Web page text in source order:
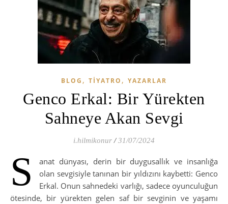
BLOG , TIYATRO , YAZARLAR
Genco Erkal: Bir Yürekten
Sahneye Akan Sevgi
i.hilmikonur / 31/07/2024
S
anat dünyası, derin bir duygusallık ve insanlığa
olan sevgisiyle tanınan bir yıldızını kaybetti: Genco
Erkal. Onun sahnedeki varlığı, sadece oyunculuğun
ötesinde, bir yürekten gelen saf bir sevginin ve yaşamı